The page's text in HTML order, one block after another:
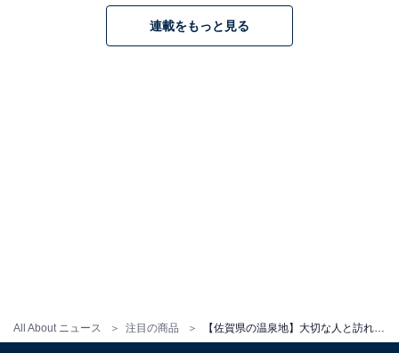
All About ニュース 注目の商品
～」の「岩の内湯-三日月-」や半露天の「石のお風呂-十
五夜-」で堪能できます。食事は「食事処 竈房山苞」に
連載をもっと見る